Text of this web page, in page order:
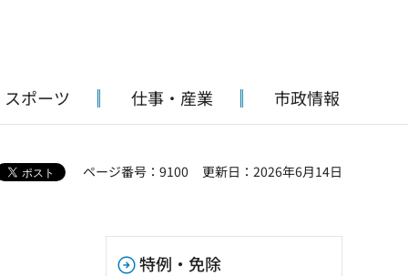
ポーツ 仕事・産業 市政情報
ページ番号：9100
更新日：2026年6月14日
特例・免除